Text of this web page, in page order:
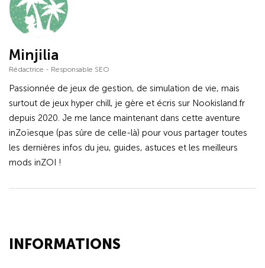
Minjilia
Rédactrice - Responsable SEO
Passionnée de jeux de gestion, de simulation de vie, mais
surtout de jeux hyper chill, je gère et écris sur Nookisland.fr
depuis 2020. Je me lance maintenant dans cette aventure
inZoïesque (pas sûre de celle-là) pour vous partager toutes
les dernières infos du jeu, guides, astuces et les meilleurs
mods inZOI !
INFORMATIONS